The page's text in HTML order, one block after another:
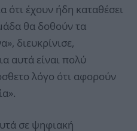
ότι έχουν ήδη καταθέσει
θα δοθούν τα
διευκρίνισε,
αυτά είναι πολύ
λόγο ότι αφορούν
σε ψηφιακή